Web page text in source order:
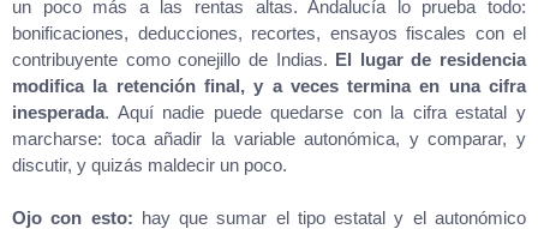
un poco más a las rentas altas. Andalucía lo prueba todo:
bonificaciones, deducciones, recortes, ensayos fiscales con el
contribuyente como conejillo de Indias. El lugar de residencia
modifica la retención final, y a veces termina en una cifra
inesperada. Aquí nadie puede quedarse con la cifra estatal y
marcharse: toca añadir la variable autonómica, y comparar, y
discutir, y quizás maldecir un poco.
Ojo con esto: hay que sumar el tipo estatal y el autonómico